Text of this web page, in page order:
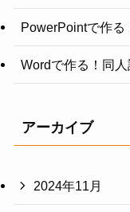
PowerPointで作る
Wordで作る！同
アーカイブ
2024年11月